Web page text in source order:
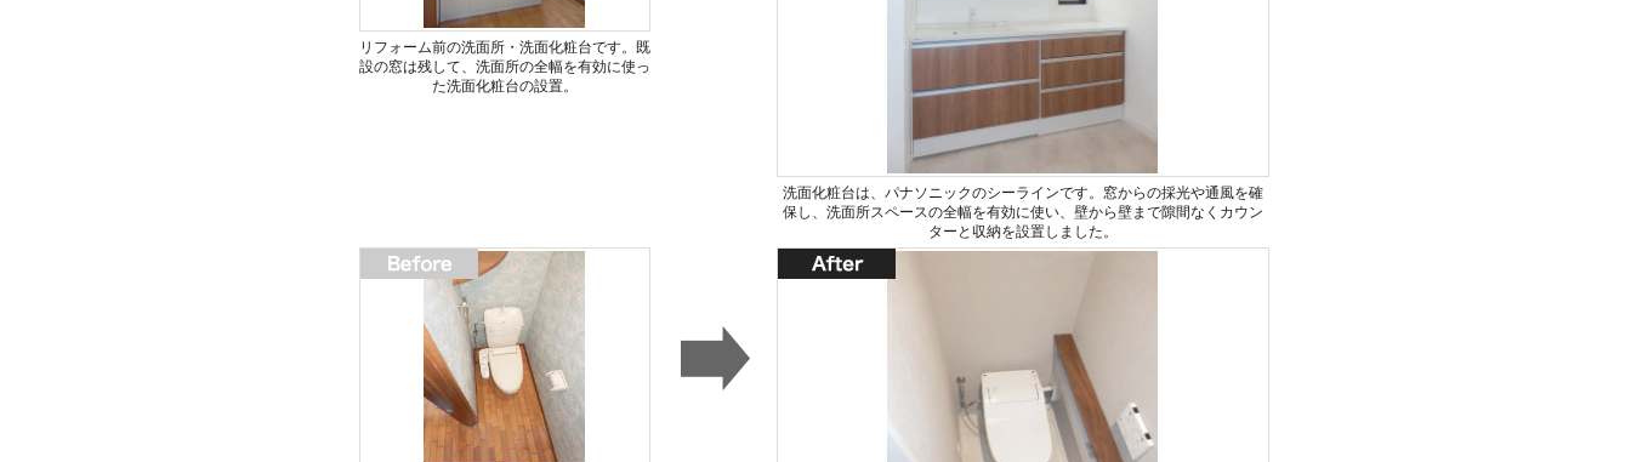
リフォーム前の洗面所・洗面化粧台です。既
設の窓は残して、洗面所の全幅を有効に使っ
た洗面化粧台の設置。
洗面化粧台は、パナソニックのシーラインです。窓からの採光や通風を確
保し、洗面所スペースの全幅を有効に使い、壁から壁まで隙間なくカウン
ターと収納を設置しました。